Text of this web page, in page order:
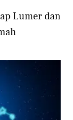
Lumer dan